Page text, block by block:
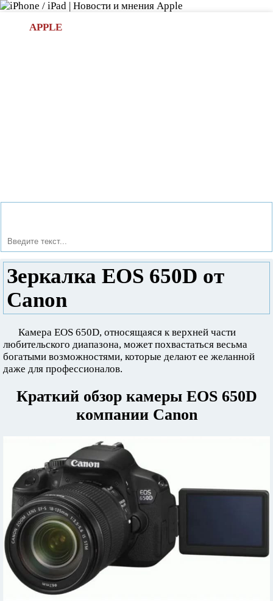
APPLE
Зеркалка EOS 650D от
Canon
Камера EOS 650D, относящаяся к верхней части
любительского диапазона, может похвастаться весьма
богатыми возможностями, которые делают ее желанной
даже для профессионалов.
Краткий обзор камеры EOS 650D
компании Canon